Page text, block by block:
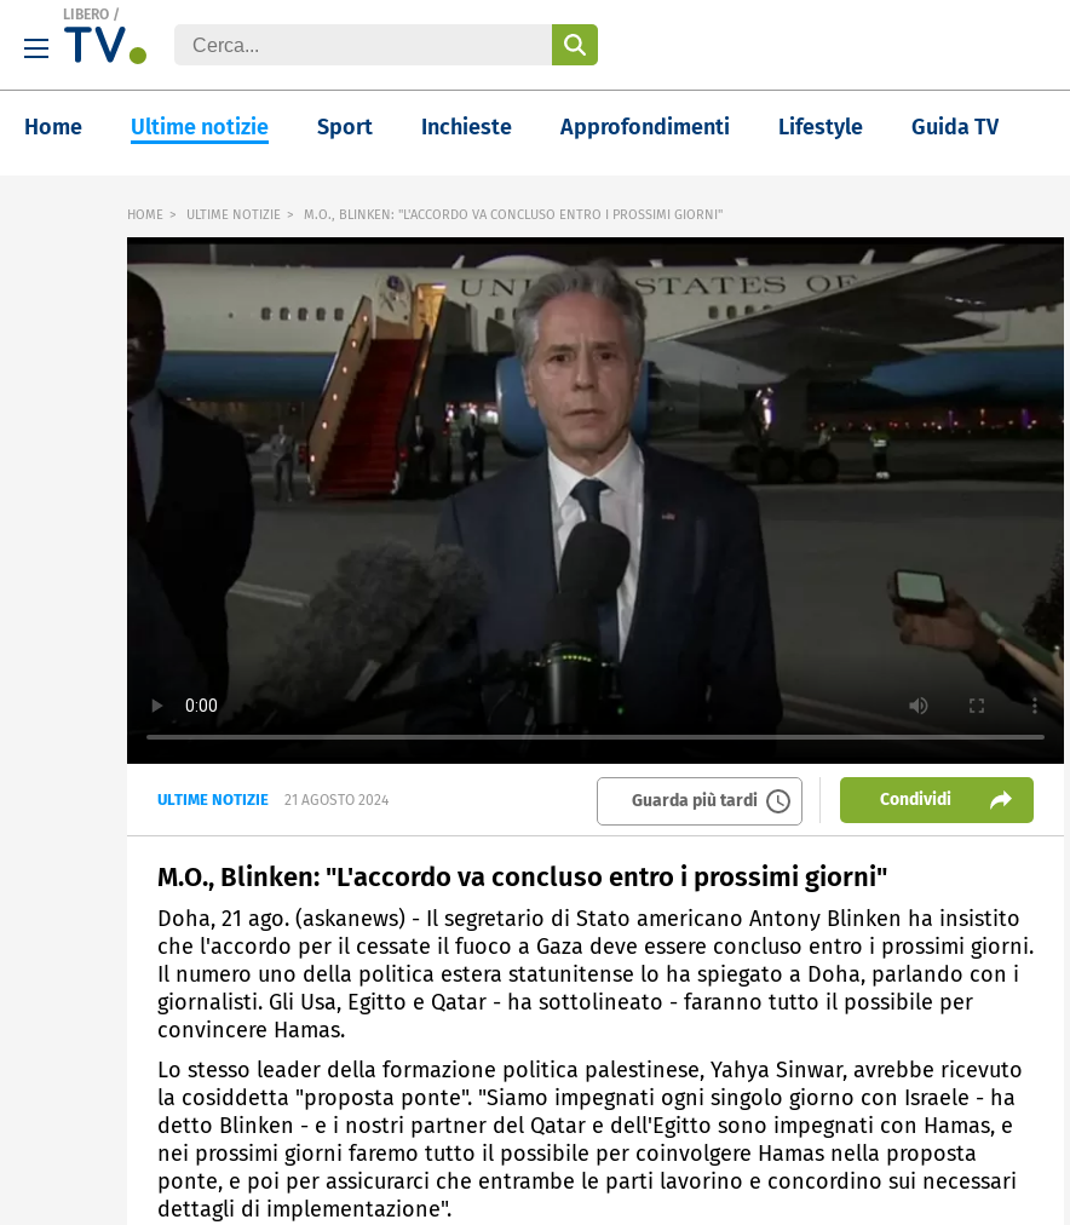
LIBERO /
Home Ultime notizie Sport Inchieste Approfondimenti Lifestyle Guida TV
HOME ULTIME NOTIZIE M.O., BLINKEN: "L'ACCORDO VA CONCLUSO ENTRO I PROSSIMI GIORNI"
ULTIME NOTIZIE 21 AGOSTO 2024 Guarda più tardi Condividi
M.O., Blinken: "L'accordo va concluso entro i prossimi giorni"
Doha, 21 ago. (askanews) - Il segretario di Stato americano Antony Blinken ha insistito
che l'accordo per il cessate il fuoco a Gaza deve essere concluso entro i prossimi giorni.
Il numero uno della politica estera statunitense lo ha spiegato a Doha, parlando con i
giornalisti. Gli Usa, Egitto e Qatar - ha sottolineato - faranno tutto il possibile per
convincere Hamas.
Lo stesso leader della formazione politica palestinese, Yahya Sinwar, avrebbe ricevuto
la cosiddetta "proposta ponte". "Siamo impegnati ogni singolo giorno con Israele - ha
detto Blinken - e i nostri partner del Qatar e dell'Egitto sono impegnati con Hamas, e
nei prossimi giorni faremo tutto il possibile per coinvolgere Hamas nella proposta
ponte, e poi per assicurarci che entrambe le parti lavorino e concordino sui necessari
dettagli di implementazione".